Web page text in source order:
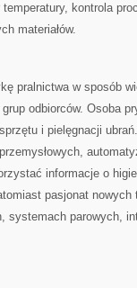
kontrola
materiałów.
pralnictwa w sposób
odbiorców. Osoba
i pielęgnacji
informacje o
pasjonat nowych
systemach parowych,